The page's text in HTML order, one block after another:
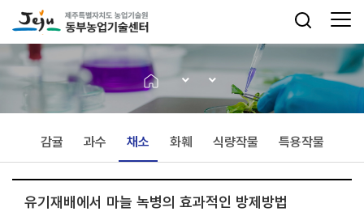
감귤 과수 채소 화훼 식량작물 특용작물
유기재배에서 마늘 녹병의 효과적인 방제방법